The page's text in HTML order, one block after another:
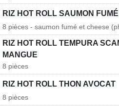
RIZ HOT ROLL SAUMON
8 pièces - saumon fumé et cheese
RIZ HOT ROLL TEMPURA
MANGUE
8 pièces
RIZ HOT ROLL THON AVOCAT
8 pièces